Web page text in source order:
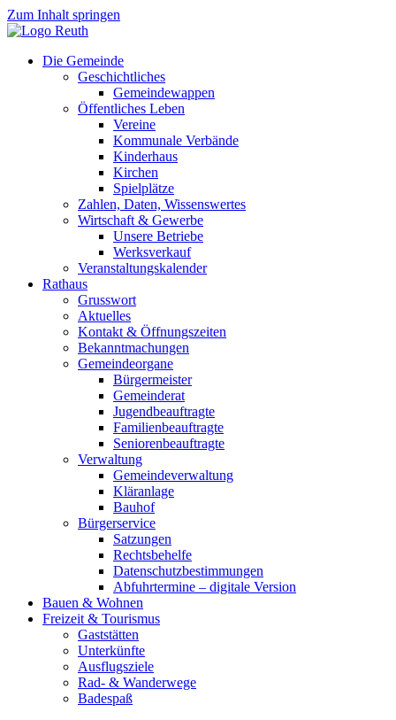
Zum Inhalt springen
Die Gemeinde
Geschichtliches
Gemeindewappen
Öffentliches Leben
Vereine
Kommunale Verbände
Kinderhaus
Kirchen
Spielplätze
Zahlen, Daten, Wissenswertes
Wirtschaft & Gewerbe
Unsere Betriebe
Werksverkauf
Veranstaltungskalender
Rathaus
Grusswort
Aktuelles
Kontakt & Öffnungszeiten
Bekanntmachungen
Gemeindeorgane
Bürgermeister
Gemeinderat
Jugendbeauftragte
Familienbeauftragte
Seniorenbeauftragte
Verwaltung
Gemeindeverwaltung
Kläranlage
Bauhof
Bürgerservice
Satzungen
Rechtsbehelfe
Datenschutzbestimmungen
Abfuhrtermine – digitale Version
Bauen & Wohnen
Freizeit & Tourismus
Gaststätten
Unterkünfte
Ausflugsziele
Rad- & Wanderwege
Badespaß